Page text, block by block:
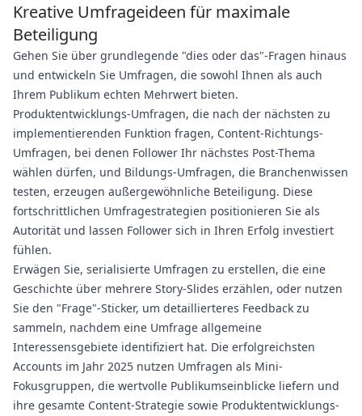
Kreative Umfrageideen für maximale
Beteiligung
Gehen Sie über grundlegende "dies oder das"-Fragen hinaus
und entwickeln Sie Umfragen, die sowohl Ihnen als auch
Ihrem Publikum echten Mehrwert bieten.
Produktentwicklungs-Umfragen, die nach der nächsten zu
implementierenden Funktion fragen, Content-Richtungs-
Umfragen, bei denen Follower Ihr nächstes Post-Thema
wählen dürfen, und Bildungs-Umfragen, die Branchenwissen
testen, erzeugen außergewöhnliche Beteiligung. Diese
fortschrittlichen Umfragestrategien positionieren Sie als
Autorität und lassen Follower sich in Ihren Erfolg investiert
fühlen.
Erwägen Sie, serialisierte Umfragen zu erstellen, die eine
Geschichte über mehrere Story-Slides erzählen, oder nutzen
Sie den "Frage"-Sticker, um detaillierteres Feedback zu
sammeln, nachdem eine Umfrage allgemeine
Interessensgebiete identifiziert hat. Die erfolgreichsten
Accounts im Jahr 2025 nutzen Umfragen als Mini-
Fokusgruppen, die wertvolle Publikumseinblicke liefern und
ihre gesamte Content-Strategie sowie Produktentwicklungs-